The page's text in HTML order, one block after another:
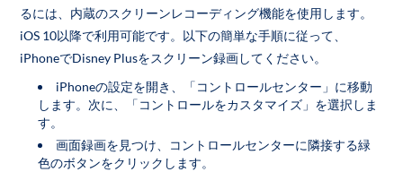
るには、内蔵のスクリーンレコーディング機能を使用します。
iOS 10以降で利用可能です。以下の簡単な手順に従って、
iPhoneでDisney Plusをスクリーン録画してください。
iPhoneの設定を開き、「コントロールセンター」に移動
します。次に、「コントロールをカスタマイズ」を選択しま
す。
画面録画を見つけ、コントロールセンターに隣接する緑
色のボタンをクリックします。